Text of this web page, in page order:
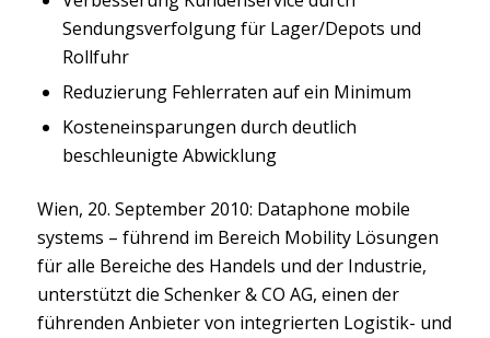
Sendungsverfolgung für Lager/Depots und
Rollfuhr
Reduzierung Fehlerraten auf ein Minimum
Kosteneinsparungen durch deutlich
beschleunigte Abwicklung
Wien, 20. September 2010: Dataphone mobile
systems – führend im Bereich Mobility Lösungen
für alle Bereiche des Handels und der Industrie,
unterstützt die Schenker & CO AG, einen der
führenden Anbieter von integrierten Logistik- und